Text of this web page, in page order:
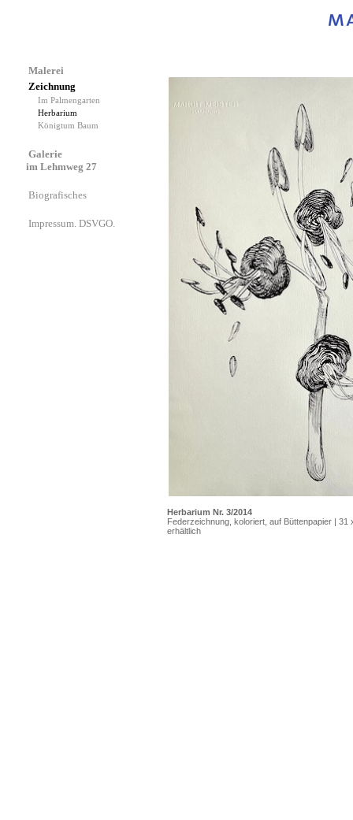
Malerei
Zeichnung
Im Palmengarten
Herbarium
Königtum Baum
Galerie
im Lehmweg 27
Biografisches
Impressum. DSVGO.
Herbarium Nr. 3/2014
Federzeichnung, koloriert, auf Büttenpapier | 31
erhältlich